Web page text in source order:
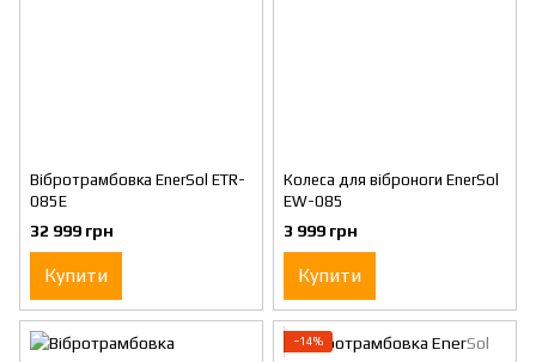
Вібротрамбовка EnerSol ETR-
085E
32 999 грн
Купити
Колеса для віброноги EnerSol
EW-085
3 999 грн
Купити
−14%